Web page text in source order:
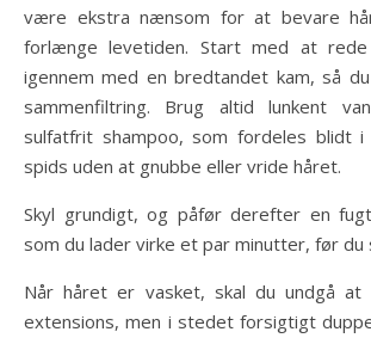
være ekstra nænsom for at bevare
forlænge levetiden. Start med at
igennem med en bredtandet kam, så
sammenfiltring. Brug altid lunkent
sulfatfrit shampoo, som fordeles blidt
spids uden at gnubbe eller vride håret.
Skyl grundigt, og påfør derefter en
som du lader virke et par minutter, før du
Når håret er vasket, skal du undgå at
extensions, men i stedet forsigtigt